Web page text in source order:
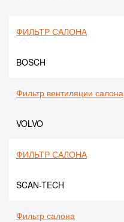
ФИЛЬТР САЛОНА
BOSCH
Фильтр вентиляции салона
VOLVO
ФИЛЬТР САЛОНА
SCAN-TECH
Фильтр салона